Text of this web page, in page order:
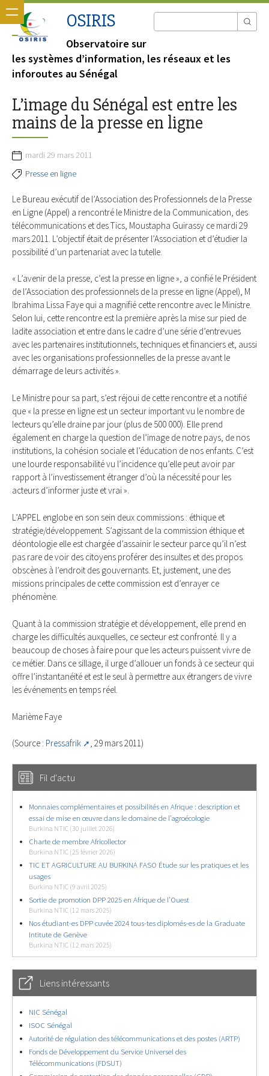
OSIRIS
Observatoire sur
les systèmes d’information, les réseaux et les
inforoutes au Sénégal
L’image du Sénégal est entre les
mains de la presse en ligne
mardi 29 mars 2011
Presse en ligne
Le Bureau exécutif de l’Association des Professionnels de la Presse
en Ligne (Appel) a rencontré le Ministre de la Communication, des
télécommunications et des Tics, Moustapha Guirassy ce mardi 29
mars 2011. L’objectif était de présenter l’Association et d’étudier la
possibilité d’un partenariat avec la tutelle.
« L’avenir de la presse, c’est la presse en ligne », a confié le Président
de l’Association des professionnels de la presse en ligne (Appel), M
Ibrahima Lissa Faye qui a magnifié cette rencontre avec le Ministre.
Selon lui, cette rencontre est la première après la mise sur pied de
ladite association et entre dans le cadre d’une série d’entrevues
avec les partenaires institutionnels, techniques et financiers et, aussi
avec les organisations professionnelles de la presse avant le
démarrage de leurs activités ».
Le Ministre pour sa part, s’est réjoui de cette rencontre et a notifié
que « la presse en ligne est un secteur important vu le nombre de
lecteurs qu’elle draine par jour (plus de 500 000). Elle prend
également en charge la question de l’image de notre pays, de nos
institutions, la cohésion sociale et l’éducation de nos enfants. C’est
une lourde responsabilité vu l’incidence qu’elle peut avoir par
rapport à l’investissement étranger d’où la nécessité pour les
acteurs d’informer juste et vrai ».
L’APPEL englobe en son sein deux commissions : éthique et
stratégie/développement. S’agissant de la commission éthique et
déontologie elle est chargée d’assainir le secteur parce qu’il n’est
pas rare de voir des citoyens proférer des insultes et des propos
obscènes à l’endroit des gouvernants. Et, justement, une des
missions principales de cette commission est d’enrayer ce
phénomène.
Quant à la commission stratégie et développement, elle prend en
charge les difficultés auxquelles, ce secteur est confronté. Il y a
beaucoup de choses à faire pour que les acteurs puissent vivre de
ce métier. Dans ce sillage, il urge d’allouer un fonds à ce secteur qui
offre l’instantanéité et est le seul à permettre aux étrangers de vivre
les événements en temps réel.
Marième Faye
(Source : Pressafrik , 29 mars 2011)
Fil d'actu
Monnaies complémentaires et possibilités en Afrique : description et
essai de mise en œuvre dans le domaine de l’agroécologie
Burkina NTIC (30 juillet 2026)
Charte de membre Africollector
Burkina NTIC (25 février 2026)
TIC ET AGRICULTURE AU BURKINA FASO Étude sur les pratiques et les
usages
Burkina NTIC (9 avril 2025)
Sortie de promotion DPP 2025 en Afrique de l’Ouest
Burkina NTIC (12 mars 2025)
Nos étudiant-es DPP cuvée 2024 tous-tes diplomés-es de la Graduate
Intitute de Genève
Burkina NTIC (12 mars 2025)
Liens intéressants
NIC Sénégal
ISOC Sénégal
Autorité de régulation des télécommunications et des postes (ARTP)
Fonds de Développement du Service Universel des
Télécommunications (FDSUT)